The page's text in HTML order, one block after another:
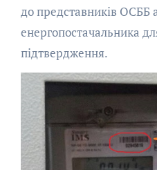
до представників ОСББ
енергопостачальника
підтвердження.